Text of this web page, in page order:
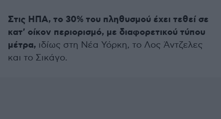
Στις ΗΠΑ, το 30% του πληθυσμού έχει τεθεί σε
κατ' οίκον περιορισμό, με διαφορετικού τύπου
μέτρα, ιδίως στη Νέα Υόρκη, το Λος Άντζελες
και το Σικάγο.